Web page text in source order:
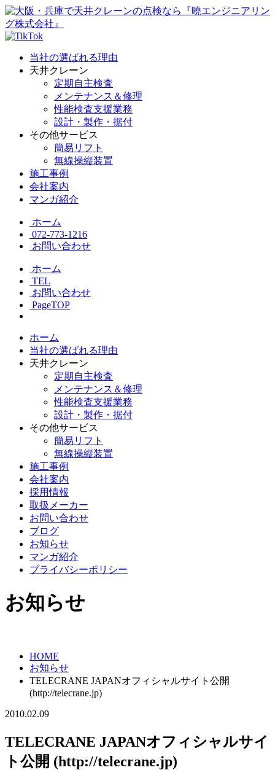
当社の選ばれる理由
天井クレーン
定期自主検査
メンテナンス＆修理
性能検査支援業務
設計・製作・据付
その他サービス
簡易リフト
無線操縦装置
施工事例
会社案内
マンガ紹介
ホーム
072-773-1216
お問い合わせ
ホーム
TEL
お問い合わせ
PageTOP
ホーム
当社の選ばれる理由
天井クレーン
定期自主検査
メンテナンス＆修理
性能検査支援業務
設計・製作・据付
その他サービス
簡易リフト
無線操縦装置
施工事例
会社案内
採用情報
取扱メーカー
お問い合わせ
ブログ
お知らせ
マンガ紹介
プライバシーポリシー
お知らせ
HOME
お知らせ
TELECRANE JAPANオフィシャルサイト公開
(http://telecrane.jp)
2010.02.09
TELECRANE JAPANオフィシャルサイ
ト公開 (http://telecrane.jp)